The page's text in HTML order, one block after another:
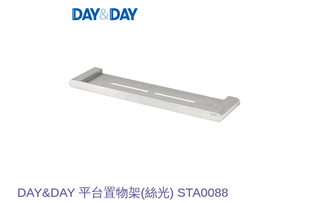
DAY&DAY 平台置物架(絲光) STA0088